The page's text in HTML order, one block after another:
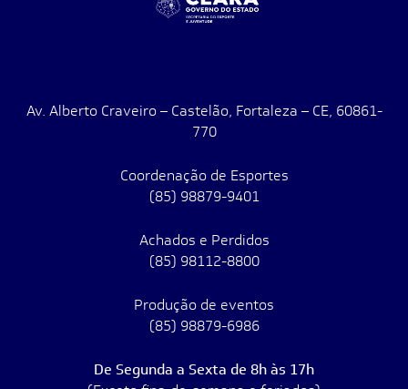
Av. Alberto Craveiro – Castelão, Fortaleza – CE, 60861-
770
Coordenação de Esportes
(85) 98879-9401
Achados e Perdidos
(85) 98112-8800
Produção de eventos
(85) 98879-6986
De Segunda a Sexta de 8h às 17h